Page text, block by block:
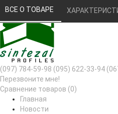
РУС УКР
(097) 784-59-98 (095) 622-33-94
Перезвоните мне!
Сравнение товаров (0)
Главная
Новости
ВСЕ О ТОВАРЕ